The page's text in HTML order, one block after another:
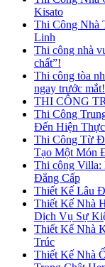
Kisato
Thi Công Nhà
Linh
Thi công nhà
chất”!
Thi công tòa
ngay trước mắt!
THI CÔNG
Thi Công
Đến Hiện Thực
Thi Công Từ
Tạo Một Món
Thi công Villa:
Đẳng Cấp
Thiết Kế Lâu
Thiết Kế Nhà
Dịch Vụ Sự
Thiết Kế Nhà
Trúc
Thiết Kế Nhà